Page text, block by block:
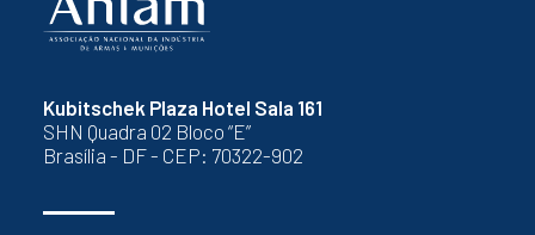
Kubitschek Plaza Hotel Sala 161
SHN Quadra 02 Bloco “E”
Brasília - DF - CEP: 70322-902